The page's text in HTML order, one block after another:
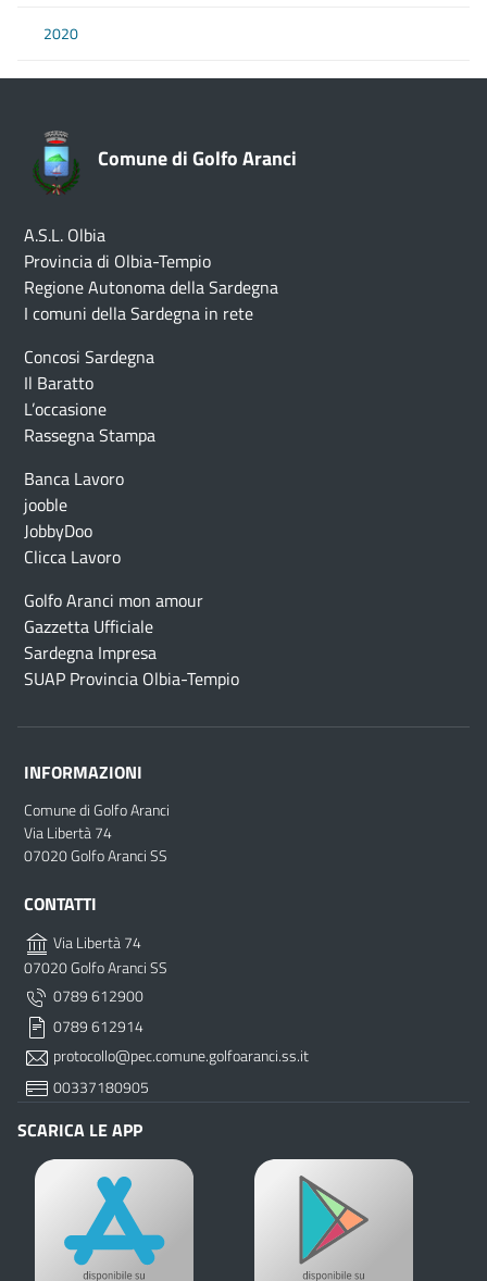
2020
Comune di Golfo Aranci
A.S.L. Olbia
Provincia di Olbia-Tempio
Regione Autonoma della Sardegna
I comuni della Sardegna in rete
Concosi Sardegna
Il Baratto
L’occasione
Rassegna Stampa
Banca Lavoro
jooble
JobbyDoo
Clicca Lavoro
Golfo Aranci mon amour
Gazzetta Ufficiale
Sardegna Impresa
SUAP Provincia Olbia-Tempio
INFORMAZIONI
Comune di Golfo Aranci
Via Libertà 74
07020 Golfo Aranci SS
CONTATTI
Via Libertà 74
07020 Golfo Aranci SS
0789 612900
0789 612914
protocollo@pec.comune.golfoaranci.ss.it
00337180905
SCARICA LE APP